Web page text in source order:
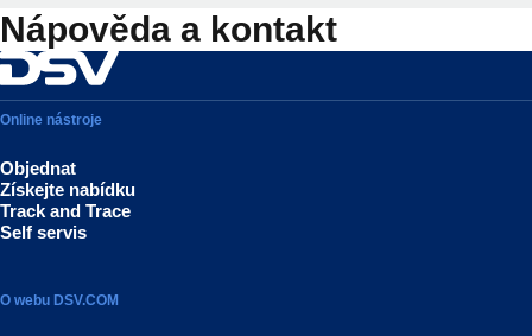
Nápověda a kontakt
Online nástroje
Objednat
Získejte nabídku
Track and Trace
Self servis
O webu DSV.COM